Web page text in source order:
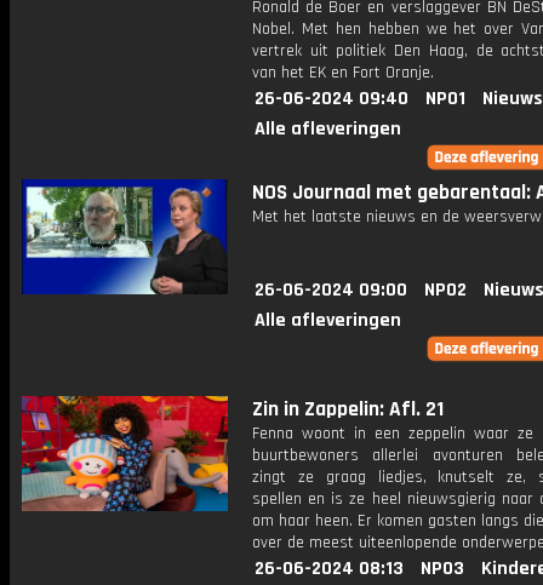
Ronald de Boer en verslaggever BN
Nobel. Met hen hebben we het over
vertrek uit politiek Den Haag, de
van het EK en Fort Oranje.
26-06-2024 09:40 NPO1
Alle afleveringen
NOS Journaal met gebarentaal:
Met het laatste nieuws en de
26-06-2024 09:00 NPO2
Alle afleveringen
Zin in Zappelin: Afl. 21
Fenna woont in een zeppelin waar ze
buurtbewoners allerlei avonturen
zingt ze graag liedjes, knutselt ze,
spellen en is ze heel nieuwsgierig naar
om haar heen. Er komen gasten langs
over de meest uiteenlopende
26-06-2024 08:13 NPO3